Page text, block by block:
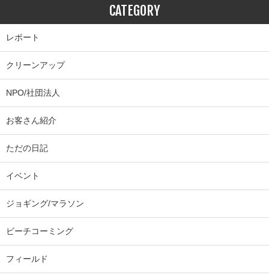
CATEGORY
レポート
クリーンアップ
NPO/社団法人
お客さん紹介
ただの日記
イベント
ジョギング/マラソン
ビーチコーミング
フィールド